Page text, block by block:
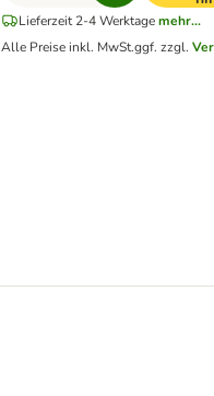
Lieferzeit 2-4 Werktagemehr...
Alle Preise inkl. MwSt.ggf. zzgl.